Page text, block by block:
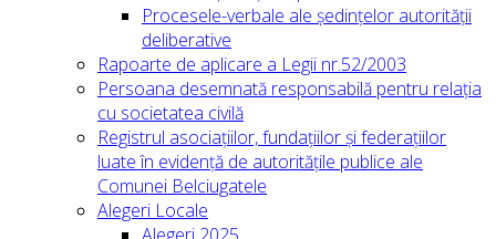
Procesele-verbale ale ședințelor autorității
deliberative
Rapoarte de aplicare a Legii nr.52/2003
Persoana desemnată responsabilă pentru relația
cu societatea civilă
Registrul asociațiilor, fundațiilor și federațiilor
luate în evidență de autoritățile publice ale
Comunei Belciugatele
Alegeri Locale
Alegeri 2025